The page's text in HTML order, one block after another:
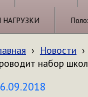
› Новости ›
набор